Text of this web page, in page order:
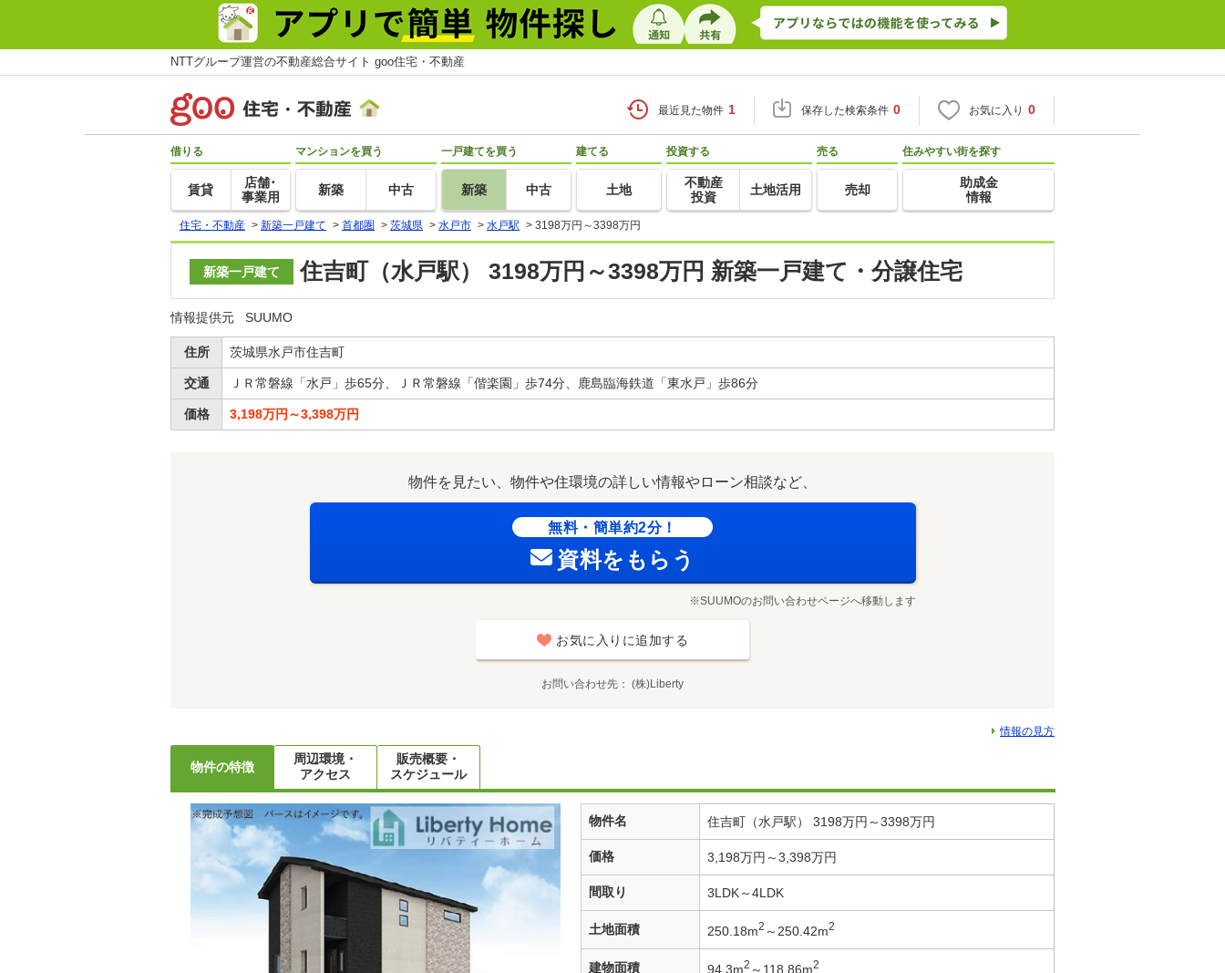
NTTグループ運営の不動産総合サイト goo住宅・不動産
最近見た物件 1 保存した検索条件 0 お気に入り 0
借りる
賃貸
店舗･
事業用
マンションを買う
新築 中古
一戸建てを買う
新築 中古
建てる
土地
投資する
不動産
投資
土地活用
売る
売却
住みやすい街を探す
助成金
情報
住宅・不動産 > 新築一戸建て > 首都圏 > 茨城県 > 水戸市 > 水戸駅 > 3198万円～3398万円
新築一戸建て 住吉町（水戸駅） 3198万円～3398万円 新築一戸建て・分譲住宅
情報提供元 SUUMO
住所 茨城県水戸市住吉町
交通 ＪＲ常磐線「水戸」歩65分、ＪＲ常磐線「偕楽園」歩74分、鹿島臨海鉄道「東水戸」歩86分
価格 3,198万円～3,398万円
物件を見たい、物件や住環境の詳しい情報やローン相談など、
無料・簡単約2分！
資料をもらう
※SUUMOのお問い合わせページへ移動します
お気に入りに追加する
お問い合わせ先 (株)Liberty
情報の見方
物件の特徴
周辺環境・
アクセス
販売概要・
スケジュール
物件名 住吉町（水戸駅） 3198万円～3398万円
価格 3,198万円～3,398万円
間取り 3LDK～4LDK
土地面積 250.18m2 ～250.42m2
建物面積 94.3m2 ～118.86m2